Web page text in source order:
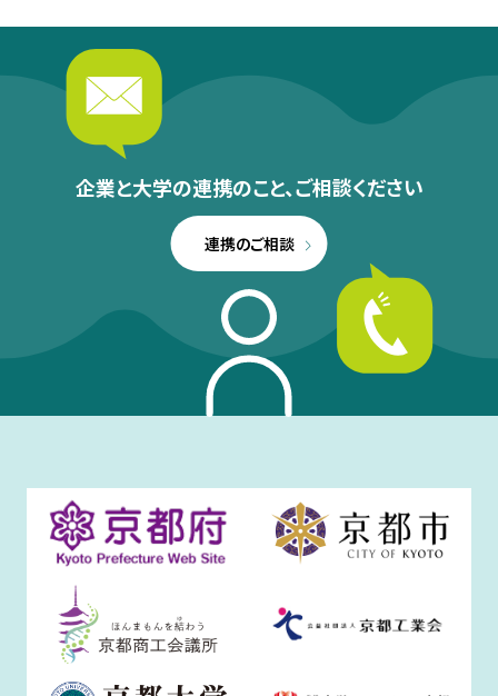
企業と大学の連携のこと、ご相談ください
連携のご相談